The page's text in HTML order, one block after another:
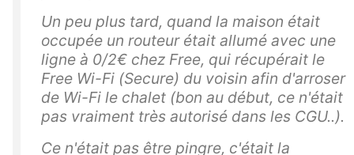
Un peu plus tard, quand la maison était
occupée un routeur était allumé avec une
ligne à 0/2€ chez Free, qui récupérait le
Free Wi-Fi (Secure) du voisin afin d'arroser
de Wi-Fi le chalet (bon au début, ce n'était
pas vraiment très autorisé dans les CGU..).
Ce n'était pas être pingre, c'était la